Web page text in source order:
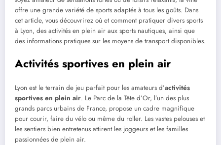
offre une grande variété de sports adaptés à tous les goûts. Dans
cet article, vous découvrirez où et comment pratiquer divers sports
à Lyon, des activités en plein air aux sports nautiques, ainsi que
des informations pratiques sur les moyens de transport disponibles.
Activités sportives en plein air
Lyon est le terrain de jeu parfait pour les amateurs d’activités
sportives en plein air. Le Parc de la Tête d’Or, l’un des plus
grands parcs urbains de France, propose un cadre magnifique
pour courir, faire du vélo ou même du roller. Les vastes pelouses et
les sentiers bien entretenus attirent les joggeurs et les familles
passionnées de plein air.